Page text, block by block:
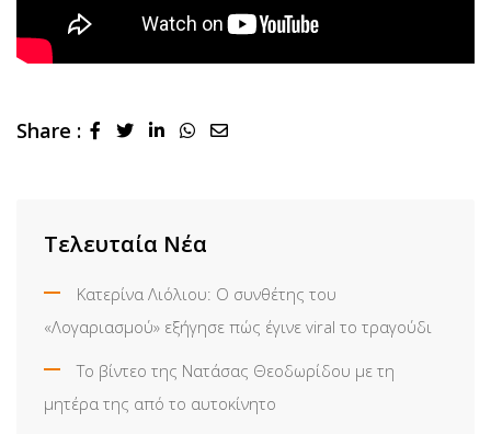
Share : LinkedInWhatsapp
Share
Τελευταία Νέα
Κατερίνα Λιόλιου: Ο συνθέτης του
«Λογαριασμού» εξήγησε πώς έγινε viral το τραγούδι
Το βίντεο της Νατάσας Θεοδωρίδου με τη
μητέρα της από το αυτοκίνητο